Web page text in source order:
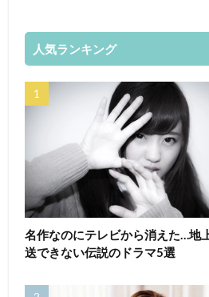
人気ランキング
名作なのにテレビから消えた…地
送できない伝説のドラマ5選